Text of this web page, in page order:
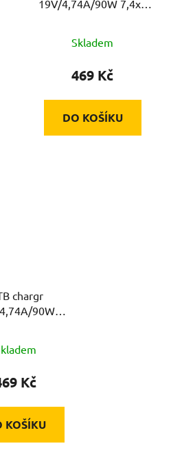
19V/4,74A/90W 7,4x5
Skladem
469 Kč
DO KOŠÍKU
chargr
90W
Kč
KOŠÍKU